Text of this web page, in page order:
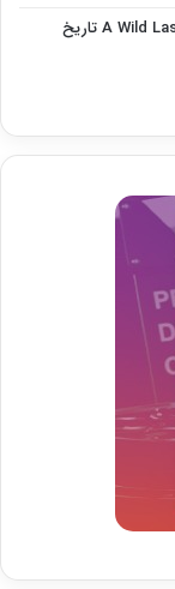
انیمه A Wild Last Boss Appeared تاریخ